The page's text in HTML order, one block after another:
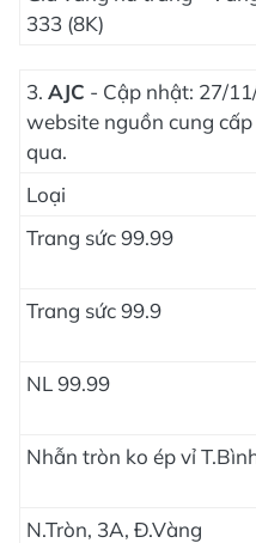
333 (8K)
3. AJC - Cập nhật: 27/
website nguồn cung
qua.
Loại
Trang sức 99.99
Trang sức 99.9
NL 99.99
Nhẫn tròn ko ép vỉ
N.Tròn, 3A, Đ.Vàng